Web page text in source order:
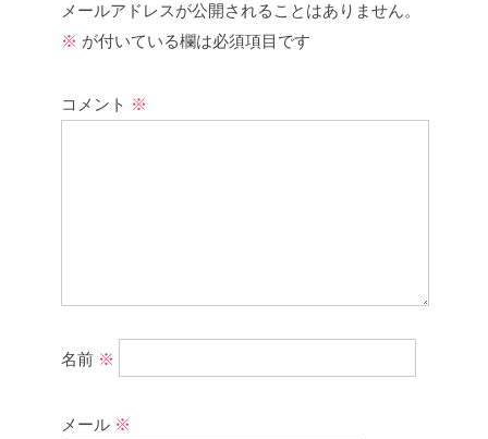
メールアドレスが公開されることはありません。
※ が付いている欄は必須項目です
コメント ※
名前 ※
メール ※